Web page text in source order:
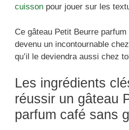
cuisson pour jouer sur les
Ce gâteau Petit Beurre
devenu un incontournable
qu’il le deviendra aussi chez
Les ingrédients
réussir un gâteau
parfum café sans